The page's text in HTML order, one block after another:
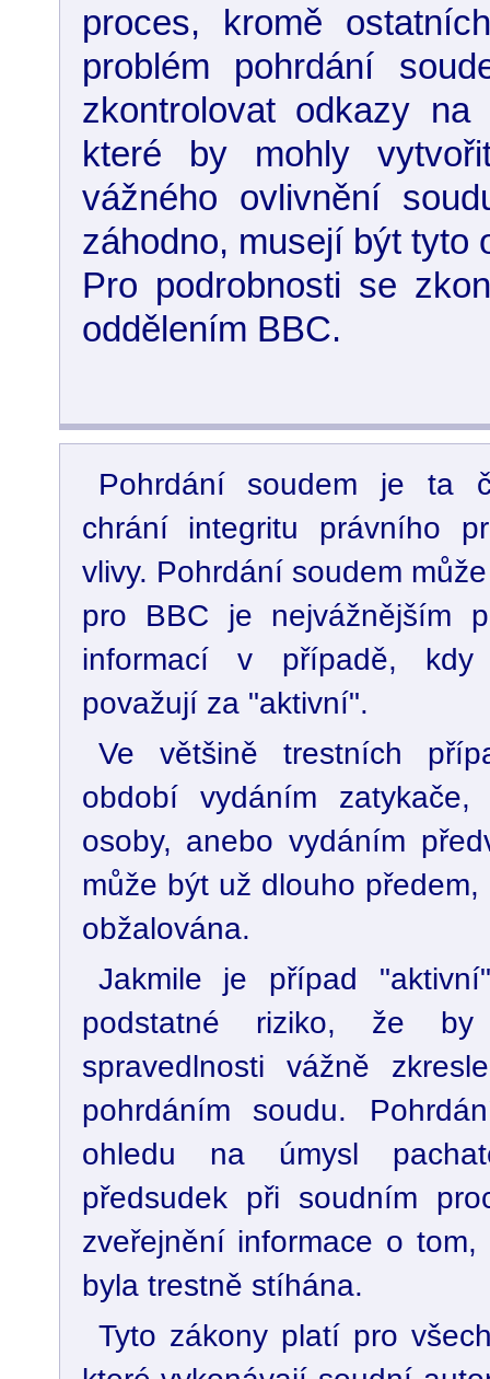
proces, kromě
problém pohrdání
zkontrolovat odkazy na
které by mohly
vážného ovlivnění
záhodno, musejí být tyto
Pro podrobnosti se
oddělením BBC.
Pohrdání soudem je ta
chrání integritu právního
vlivy. Pohrdání soudem
pro BBC je nejvážnějším
informací v případě,
považují za "aktivní".
Ve většině trestních
období vydáním zatykače,
osoby, anebo vydáním
může být už dlouho
obžalována.
Jakmile je případ
podstatné riziko, že
spravedlnosti vážně
pohrdáním soudu.
ohledu na úmysl
předsudek při soudním
zveřejnění informace o
byla trestně stíhána.
Tyto zákony platí pro